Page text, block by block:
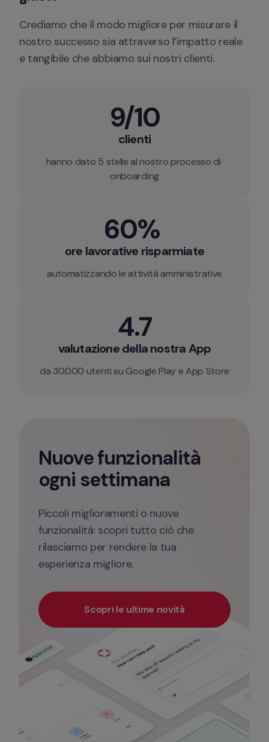
Crediamo che il modo migliore per misurare il
nostro successo sia attraverso l’impatto reale
e tangibile che abbiamo sui nostri clienti.
9/10
clienti
hanno dato 5 stelle al nostro processo di
onboarding
60%
ore lavorative risparmiate
automatizzando le attività amministrative
4.7
valutazione della nostra App
da 30.000 utenti su Google Play e App Store
Nuove funzionalità
ogni settimana
Piccoli miglioramenti o nuove
funzionalità: scopri tutto ciò che
rilasciamo per rendere la tua
esperienza migliore.
Scopri le ultime novità